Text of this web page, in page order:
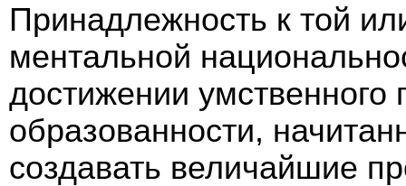
Принадлежность к той
ментальной
достижении умственного
образованности,
создавать величайшие